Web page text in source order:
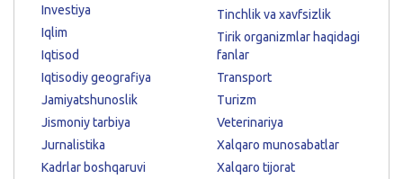
Investiya
Iqlim
Iqtisod
Iqtisodiy geografiya
Jamiyatshunoslik
Jismoniy tarbiya
Jurnalistika
Kadrlar boshqaruvi
Tinchlik va xavfsizlik
Tirik organizmlar haqidagi
fanlar
Transport
Turizm
Veterinariya
Xalqaro munosabatlar
Xalqaro tijorat